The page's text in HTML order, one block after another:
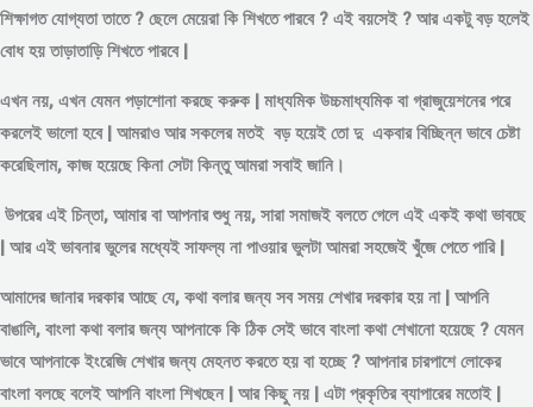
শিক্ষাগত যোগ্যতা তাতে ? ছেলে মেয়েরা কি শিখতে পারবে ? এই বয়সেই ? আর একটু বড় হলেই
বোধ হয় তাড়াতাড়ি শিখতে পারবে |
এখন নয়, এখন যেমন পড়াশোনা করছে করুক | মাধ্যমিক উচ্চমাধ্যমিক বা গ্রাজুয়েশনের পরে
করলেই ভালো হবে | আমরাও আর সকলের মতই বড় হয়েই তো দু একবার বিচ্ছিন্নভাবেচেষ্টা
করেছিলাম, কাজ হয়েছে কিনা সেটা কিন্তু আমরা সবাই জানি।
উপরের এই চিন্তা, আমার বা আপনার শুধু নয়, সারা সমাজই বলতে গেলে এই একই কথা ভাবছে
| আর এই ভাবনার ভুলের মধ্যেই সাফল্য না পাওয়ার ভুলটা আমরা সহজেই খুঁজে পেতে পারি |
আমাদের জানার দরকার আছে যে, কথা বলার জন্য সব সময় শেখার দরকার হয় না | আপনি
বাঙালি, বাংলা কথা বলার জন্য আপনাকে কি ঠিক সেই ভাবে বাংলা কথা শেখানো হয়েছে ? যেমন
ভাবে আপনাকে ইংরেজি শেখার জন্য মেহনত করতে হয় বা হচ্ছে ? আপনার চারপাশে লোকের
বাংলা বলছে বলেই আপনি বাংলা শিখছেন | আর কিছু নয় | এটা প্রকৃতির ব্যাপারের মতোই |